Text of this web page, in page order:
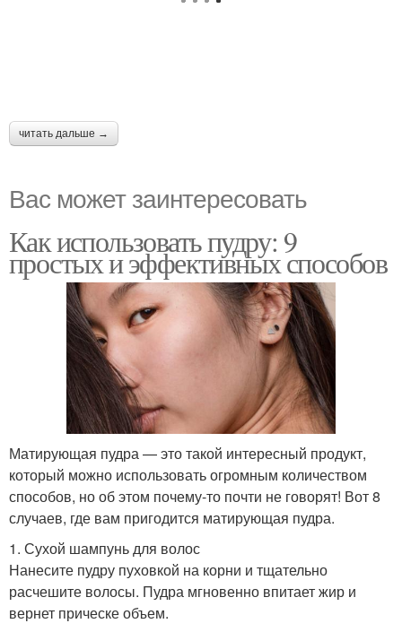
читать дальше →
Вас может заинтересовать
Как использовать пудру: 9
простых и эффективных способов
Матирующая пудра — это такой интересный продукт,
который можно использовать огромным количеством
способов, но об этом почему-то почти не говорят! Вот 8
случаев, где вам пригодится матирующая пудра.
1. Сухой шампунь для волос
Нанесите пудру пуховкой на корни и тщательно
расчешите волосы. Пудра мгновенно впитает жир и
вернет прическе объем.